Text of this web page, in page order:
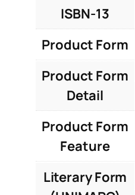
ISBN-13
Product Form
Product Form
Detail
Product Form
Feature
Literary Form